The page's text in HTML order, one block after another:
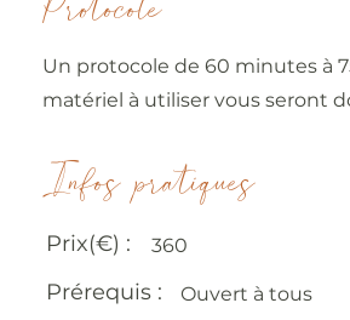
Un protocole de 60 minutes à
matériel à utiliser vous seront
Infos pratiques
Prix(€) : 360
Prérequis : Ouvert à tous